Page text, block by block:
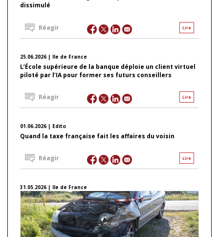
dissimulé
Lire
Réagir
25.06.2026 | Ile de France
L’École supérieure de la banque déploie un client virtuel
piloté par l’IA pour former ses futurs conseillers
Lire
Réagir
01.06.2026 | Edito
Quand la taxe française fait les affaires du voisin
Lire
Réagir
31.05.2026 | Ile de France